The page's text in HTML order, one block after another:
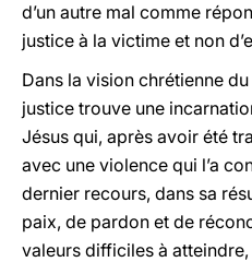
d’un autre mal comme
justice à la victime et non
Dans la vision chrétienne
justice trouve une
Jésus qui, après avoir été
avec une violence qui l’a
dernier recours, dans sa
paix, de pardon et de
valeurs difficiles à